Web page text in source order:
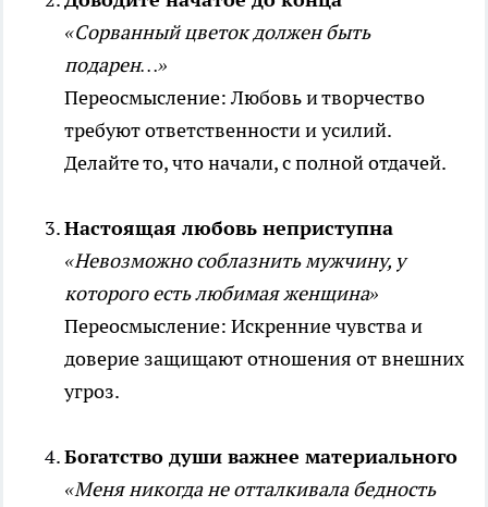
«Сорванный цветок должен быть
подарен…»
Переосмысление: Любовь и творчество
требуют ответственности и усилий.
Делайте то, что начали, с полной отдачей.
Настоящая любовь неприступна
«Невозможно соблазнить мужчину, у
которого есть любимая женщина»
Переосмысление: Искренние чувства и
доверие защищают отношения от внешних
угроз.
Богатство души важнее материального
«Меня никогда не отталкивала бедность